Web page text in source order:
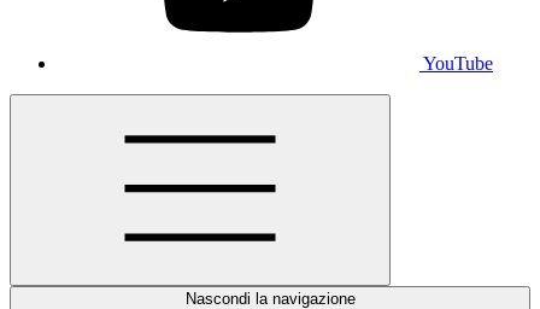
YouTube
Nascondi la navigazione